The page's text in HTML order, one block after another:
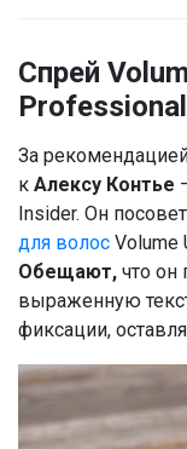
Спрей
Professional
За
к Алексу Контье
Insider. Он
для волос Volume
Обещают, что он
выраженную
фиксации,